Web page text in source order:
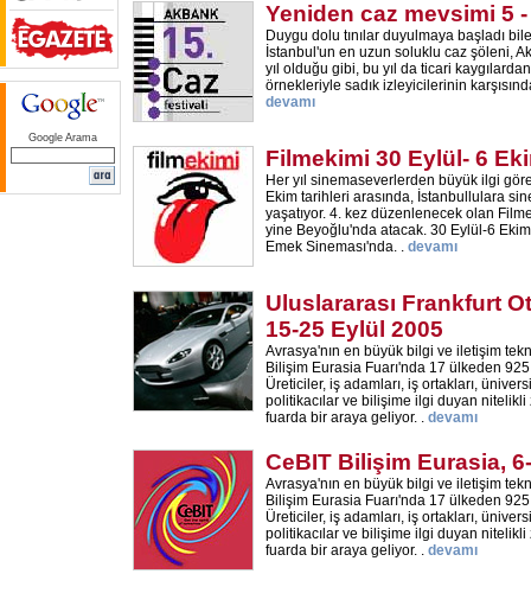
Google Arama
Yeniden caz mevsimi 5
Duygu dolu tınılar duyulmaya başladı
İstanbul'un en uzun soluklu caz şöleni,
yıl olduğu gibi, bu yıl da ticari
örnekleriyle sadık izleyicilerinin
devamı
Filmekimi 30 Eylül- 6
Her yıl sinemaseverlerden büyük ilgi
Ekim tarihleri arasında, İstanbullulara
yaşatıyor. 4. kez düzenlenecek olan
yine Beyoğlu'nda atacak. 30 Eylül-6
Emek Sineması'nda. . devamı
Uluslararası Frankfurt
15-25 Eylül 2005
Avrasya'nın en büyük bilgi ve iletişim
Bilişim Eurasia Fuarı'nda 17 ülkeden 925
Üreticiler, iş adamları, iş ortakları,
politikacılar ve bilişime ilgi duyan
fuarda bir araya geliyor. . devamı
CeBIT Bilişim Eurasia,
Avrasya'nın en büyük bilgi ve iletişim
Bilişim Eurasia Fuarı'nda 17 ülkeden 925
Üreticiler, iş adamları, iş ortakları,
politikacılar ve bilişime ilgi duyan
fuarda bir araya geliyor. . devamı